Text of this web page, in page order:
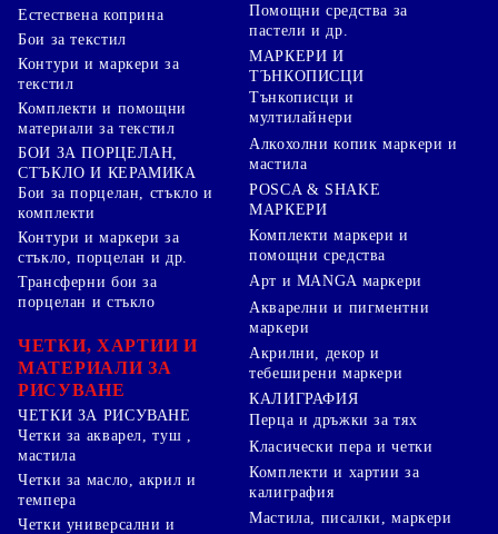
Естествена коприна
Бои за текстил
Контури и маркери за
текстил
Комплекти и помощни
материали за текстил
БОИ ЗА ПОРЦЕЛАН,
СТЪКЛО И КЕРАМИКА
Бои за порцелан, стъкло и
комплекти
Контури и маркери за
стъкло, порцелан и др.
Трансферни бои за
порцелан и стъкло
ЧЕТКИ, ХАРТИИ И
МАТЕРИАЛИ ЗА
РИСУВАНЕ
ЧЕТКИ ЗА РИСУВАНЕ
Четки за акварел, туш ,
мастила
Четки за масло, акрил и
темпера
Четки универсални и
Помощни средства за
пастели и др.
МАРКЕРИ И
ТЪНКОПИСЦИ
Тънкописци и
мултилайнери
Алкохолни копик маркери и
мастила
POSCA & SHAKE
МАРКЕРИ
Комплекти маркери и
помощни средства
Арт и MANGA маркери
Акварелни и пигментни
маркери
Акрилни, декор и
тебеширени маркери
КАЛИГРАФИЯ
Перца и дръжки за тях
Класически пера и четки
Комплекти и хартии за
калиграфия
Мастила, писалки, маркери